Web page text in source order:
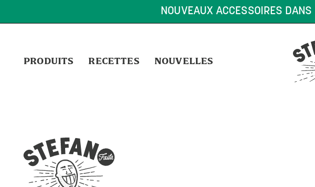
NOUVEAUX ACCESSOIRES DANS
PRODUITS RECETTES NOUVELLES